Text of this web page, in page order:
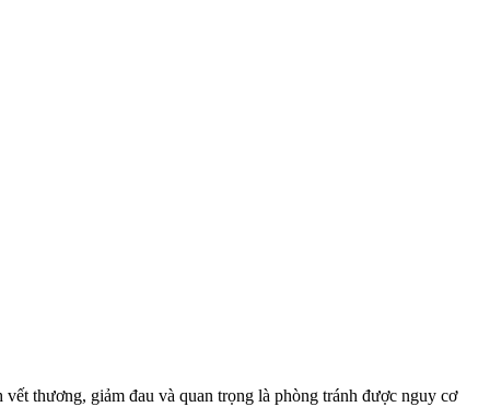
thương, giảm đau và quan trọng là phòng tránh được nguy cơ